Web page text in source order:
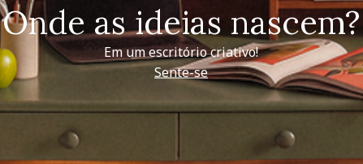
Onde as ideias nascem?
Em um escritório criativo!
Sente-se